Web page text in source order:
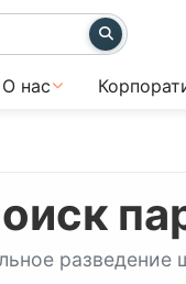
О нас
разведение